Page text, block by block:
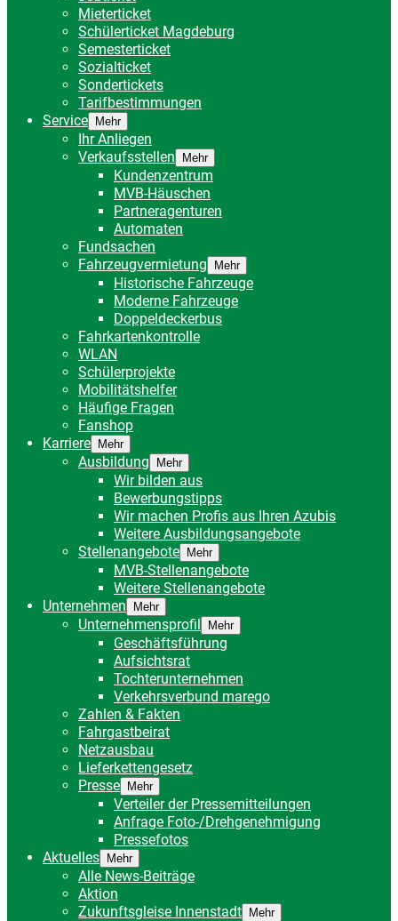
Mieterticket
Schülerticket Magdeburg
Semesterticket
Sozialticket
Sondertickets
Tarifbestimmungen
Service
Mehr
Ihr Anliegen
Verkaufsstellen
Mehr
Kundenzentrum
MVB-Häuschen
Partneragenturen
Automaten
Fundsachen
Fahrzeugvermietung
Mehr
Historische Fahrzeuge
Moderne Fahrzeuge
Doppeldeckerbus
Fahrkartenkontrolle
WLAN
Schülerprojekte
Mobilitätshelfer
Häufige Fragen
Fanshop
Karriere
Mehr
Ausbildung Mehr
Wir bilden aus
Bewerbungstipps
Wir machen Profis aus Ihren Azubis
Weitere Ausbildungsangebote
Stellenangebote
Mehr
MVB-Stellenangebote
Weitere Stellenangebote
Unternehmen
Mehr
Unternehmensprofil Mehr
Geschäftsführung
Aufsichtsrat
Tochterunternehmen
Verkehrsverbund marego
Zahlen & Fakten
Fahrgastbeirat
Netzausbau
Lieferkettengesetz
Presse
Mehr
Verteiler der Pressemitteilungen
Anfrage Foto-/Drehgenehmigung
Pressefotos
Aktuelles
Mehr
Alle News-Beiträge
Aktion
Zukunftsgleise Innenstadt
Mehr